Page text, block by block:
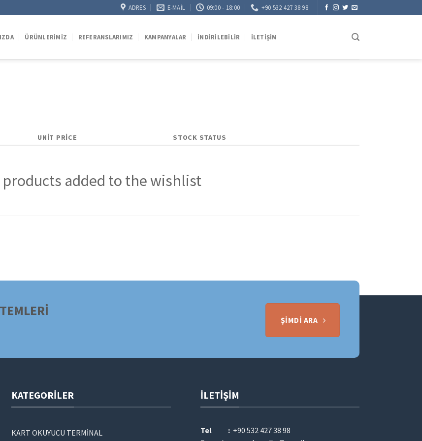
ADRES E-MAIL 09:00 - 18:00 +90 532 427 38 98
ÜRÜNLERIMIZ REFERANSLARIMIZ KAMPANYALAR İNDIRILEBILIR İLETIŞIM
UNIT PRICE STOCK STATUS
products added to the wishlist
ŞIMDI ARA
KATEGORILER
KART OKUYUCU TERMİNAL
İLETIŞIM
Tel : +90 532 427 38 98